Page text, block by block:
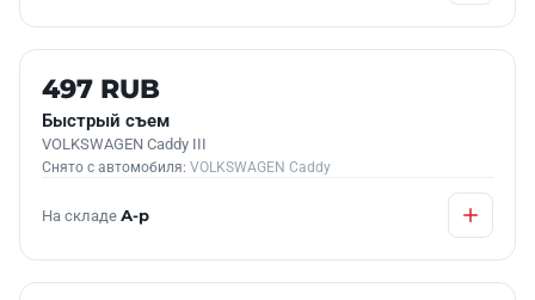
Б/У В НАЛИЧИИ
497 RUB
Быстрый съем
VOLKSWAGEN Caddy III
Снято с автомобиля: VOLKSWAGEN Caddy
На складе А-р